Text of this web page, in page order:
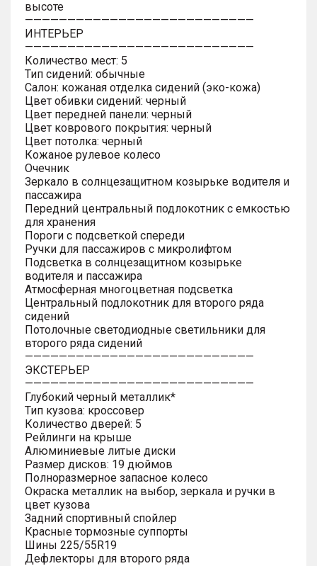
высоте
———————————————————————————
ИНТЕРЬЕР
———————————————————————————
Количество мест: 5
Тип сидений: обычные
Салон: кожаная отделка сидений (эко-кожа)
Цвет обивки сидений: черный
Цвет передней панели: черный
Цвет коврового покрытия: черный
Цвет потолка: черный
Кожаное рулевое колесо
Очечник
Зеркало в солнцезащитном козырьке водителя и
пассажира
Передний центральный подлокотник с емкостью
для хранения
Пороги с подсветкой спереди
Ручки для пассажиров с микролифтом
Подсветка в солнцезащитном козырьке
водителя и пассажира
Атмосферная многоцветная подсветка
Центральный подлокотник для второго ряда
сидений
Потолочные светодиодные светильники для
второго ряда сидений
———————————————————————————
ЭКСТЕРЬЕР
———————————————————————————
Глубокий черный металлик*
Тип кузова: кроссовер
Количество дверей: 5
Рейлинги на крыше
Алюминиевые литые диски
Размер дисков: 19 дюймов
Полноразмерное запасное колесо
Окраска металлик на выбор, зеркала и ручки в
цвет кузова
Задний спортивный спойлер
Красные тормозные суппорты
Шины 225/55R19
Дефлекторы для второго ряда